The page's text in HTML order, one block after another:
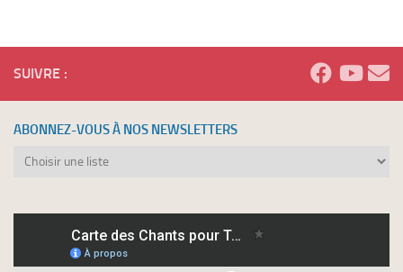
SUIVRE :
ABONNEZ-VOUS À NOS NEWSLETTERS
Abonnez-
newsletters